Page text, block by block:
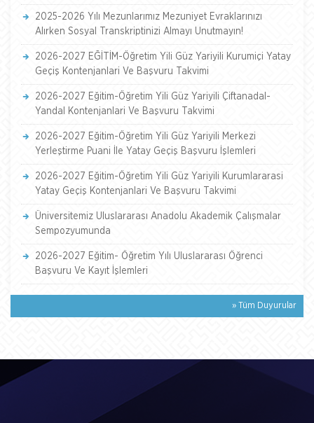
2025-2026 Yılı Mezunlarımız Mezuniyet Evraklarınızı
Alırken Sosyal Transkriptinizi Almayı Unutmayın!
2026-2027 EĞİTİM-Öğretim Yili Güz Yariyili Kurumiçi Yatay
Geçiş Kontenjanlari Ve Başvuru Takvimi
2026-2027 Eğitim-Öğretim Yili Güz Yariyili Çiftanadal-
Yandal Kontenjanlari Ve Başvuru Takvimi
2026-2027 Eğitim-Öğretim Yili Güz Yariyili Merkezi
Yerleştirme Puani İle Yatay Geçiş Başvuru İşlemleri
2026-2027 Eğitim-Öğretim Yili Güz Yariyili Kurumlararasi
Yatay Geçiş Kontenjanlari Ve Başvuru Takvimi
Üniversitemiz Uluslararası Anadolu Akademik Çalışmalar
Sempozyumunda
2026-2027 Eğitim- Öğretim Yılı Uluslararası Öğrenci
Başvuru Ve Kayıt İşlemleri
» Tüm Duyurular